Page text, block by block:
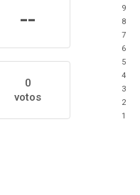
--
0
votos
9
8
7
6
5
4
3
2
1